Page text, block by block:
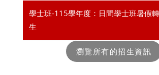
學士班-115學年度：日間學士班暑假
生